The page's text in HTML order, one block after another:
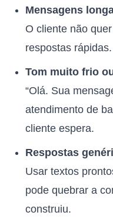
Mensagens
O cliente não
respostas rápidas.
Tom muito frio
“Olá. Sua
atendimento de
cliente espera.
Respostas
Usar textos
pode quebrar a
construiu.